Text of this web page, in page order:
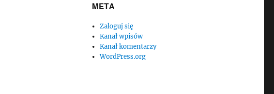
META
Zaloguj się
Kanał wpisów
Kanał komentarzy
WordPress.org